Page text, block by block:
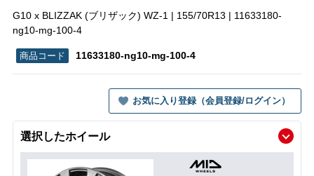
G10 x BLIZZAK (ブリザック) WZ-1 | 155/70R13 | 11633180-
ng10-mg-100-4
11633180-ng10-mg-100-4
お気に入り登録（会員登録/ログイン）
選択したホイール